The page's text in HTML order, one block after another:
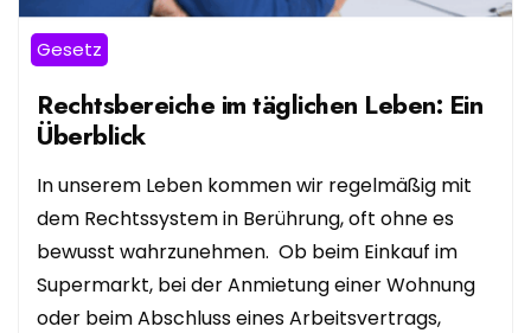
Gesetz
Rechtsbereiche im täglichen Leben: Ein
Überblick
In unserem Leben kommen wir regelmäßig mit
dem Rechtssystem in Berührung, oft ohne es
bewusst wahrzunehmen. Ob beim Einkauf im
Supermarkt, bei der Anmietung einer Wohnung
oder beim Abschluss eines Arbeitsvertrags,